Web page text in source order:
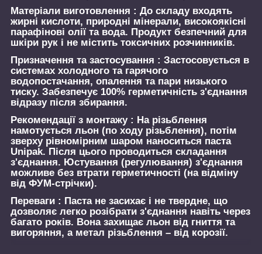
Матеріали виготовлення : До складу входять
жирні кислоти, природні мінерали, високоякісні
парафінові олії та вода. Продукт безпечний для
шкіри рук і не містить токсичних розчинників.
Призначення та застосування : Застосовується в
системах холодного та гарячого
водопостачання, опалення та пари низького
тиску. Забезпечує 100% герметичність з'єднання
відразу після збирання.
Рекомендації з монтажу : На різьблення
намотується льон (по ходу різьблення), потім
зверху рівномірним шаром наноситься паста
Unipak. Після цього проводиться складання
з'єднання. Юстування (регулювання) з'єднання
можливе без втрати герметичності (на відміну
від ФУМ-стрічки).
Переваги : Паста не засихає і не твердне, що
дозволяє легко розібрати з'єднання навіть через
багато років. Вона захищає льон від гниття та
вигоряння, а метал різьблення – від корозії.